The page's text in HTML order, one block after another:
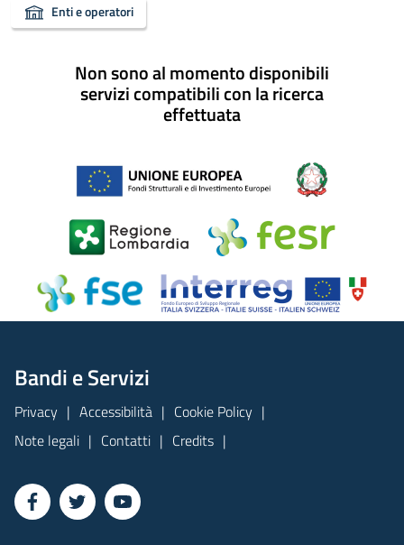
Enti e operatori
Non sono al momento disponibili
servizi compatibili con la ricerca
effettuata
Bandi e Servizi
Privacy Accessibilità
Cookie Policy
Note legali
Contatti Credits